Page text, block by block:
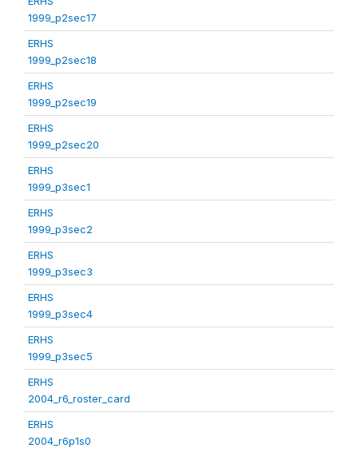
1999_p2sec17
ERHS
1999_p2sec18
ERHS
1999_p2sec19
ERHS
1999_p2sec20
ERHS
1999_p3sec1
ERHS
1999_p3sec2
ERHS
1999_p3sec3
ERHS
1999_p3sec4
ERHS
1999_p3sec5
ERHS
2004_r6_roster_card
ERHS
2004_r6p1s0